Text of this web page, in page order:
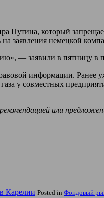
Путина, который
заявления немецкой
— заявили в пятницу в
информации. Ранее
у совместных
или
Карелии Posted in Фондовый